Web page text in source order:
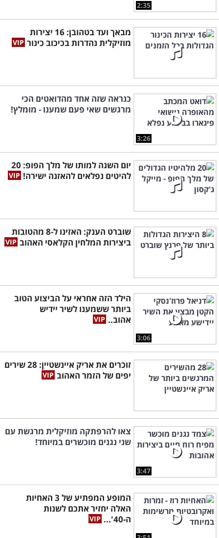
2:35
מבאך ועד בטהובן: 16 יצירות
מוזיקלית נהדרות בכיכוב כינור
3:26
כנראה שזה אחד מהדואטים הכי
מרגשים שאי פעם שמענו - מומלץ!
יום השנה למותו של מלך הפופ: 20
להיטים נפלאים להאזנה ישירה!
שוברט הענק: האזינו ל-8 מהטובות
ביצירות המלחין הקלאסי האהוב
3:06
הילד הזה אחראי על הביצוע הטוב
ביותר ששמענו לשיר יידיש
אהוב..
זוכרים את אריק איינשטיין: 28 שירים
יפים של הזמר האהוב
3:47
צאו להרפתקה מוזיקלית מרגשת עם
שני נגנים מוכשרים במיוחד!
המופע המפתיע של 3 האחיות
האלה יחזיר אתכם לשנות
ה-40'...